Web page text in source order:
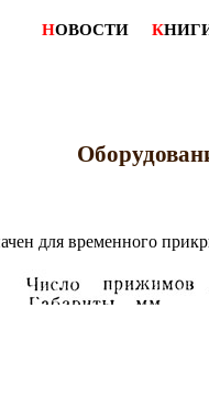
НОВОСТИ К
для временного